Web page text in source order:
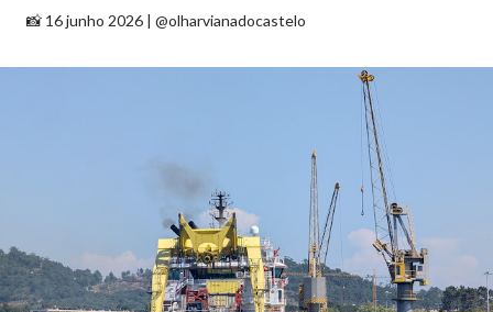
📸 16 junho 2026 | @olharvianadocastelo